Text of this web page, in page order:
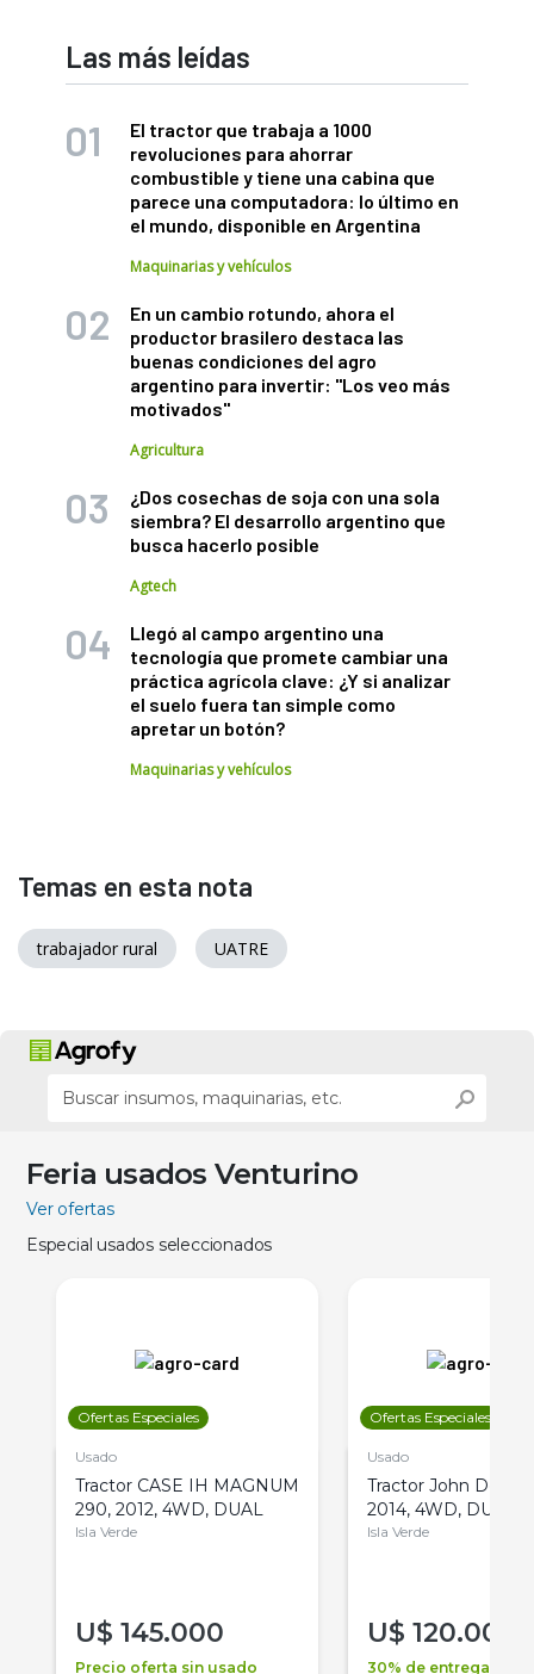
Las más leídas
El tractor que trabaja a 1000
revoluciones para ahorrar
combustible y tiene una cabina que
parece una computadora: lo último en
el mundo, disponible en Argentina
Maquinarias y vehículos
En un cambio rotundo, ahora el
productor brasilero destaca las
buenas condiciones del agro
argentino para invertir: "Los veo más
motivados"
Agricultura
¿Dos cosechas de soja con una sola
siembra? El desarrollo argentino que
busca hacerlo posible
Agtech
Llegó al campo argentino una
tecnología que promete cambiar una
práctica agrícola clave: ¿Y si analizar
el suelo fuera tan simple como
apretar un botón?
Maquinarias y vehículos
Temas en esta nota
trabajador rural UATRE
Feria usados Venturino
Ver ofertas
Especial usados seleccionados
Ofertas Especiales
Usado
Tractor CASE IH MAGNUM
290, 2012, 4WD, DUAL
Isla Verde
U$ 145.000
Precio oferta sin usado
Ofertas Especiales
Usado
Tractor John Deere
2014, 4WD, DUAL
Isla Verde
U$ 120.000
30% de entrega +